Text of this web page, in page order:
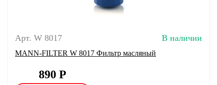
Арт. W 8017 В наличии
MANN-FILTER W 8017 Фильтр масляный
890 Р